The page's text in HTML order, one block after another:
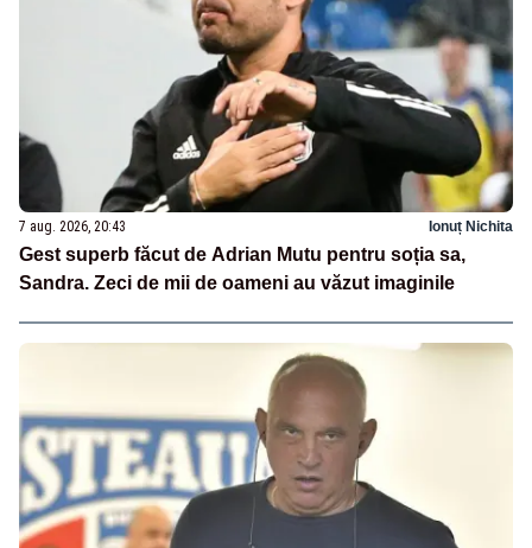
7 aug. 2026, 20:43 Ionuț Nichita
Gest superb făcut de Adrian Mutu pentru soția sa,
Sandra. Zeci de mii de oameni au văzut imaginile